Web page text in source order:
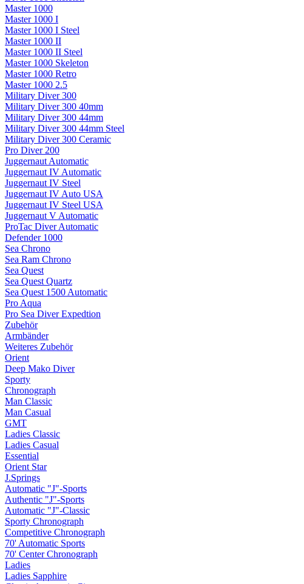
Master 1000
Master 1000 I
Master 1000 I Steel
Master 1000 II
Master 1000 II Steel
Master 1000 Skeleton
Master 1000 Retro
Master 1000 2.5
Military Diver 300
Military Diver 300 40mm
Military Diver 300 44mm
Military Diver 300 44mm Steel
Military Diver 300 Ceramic
Pro Diver 200
Juggernaut Automatic
Juggernaut IV Automatic
Juggernaut IV Steel
Juggernaut IV Auto USA
Juggernaut IV Steel USA
Juggernaut V Automatic
ProTac Diver Automatic
Defender 1000
Sea Chrono
Sea Ram Chrono
Sea Quest
Sea Quest Quartz
Sea Quest 1500 Automatic
Pro Aqua
Pro Sea Diver Expedtion
Zubehör
Armbänder
Weiteres Zubehör
Orient
Deep Mako Diver
Sporty
Chronograph
Man Classic
Man Casual
GMT
Ladies Classic
Ladies Casual
Essential
Orient Star
J.Springs
Automatic "J"-Sports
Authentic "J"-Sports
Automatic "J"-Classic
Sporty Chronograph
Competitive Chronograph
70' Automatic Sports
70' Center Chronograph
Ladies
Ladies Sapphire